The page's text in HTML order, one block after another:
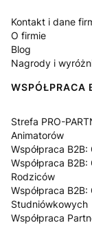
Kontakt i dane
O firmie
Blog
Nagrody i
WSPÓŁPRACA
Strefa PRO-
Animatorów
Współpraca
Współpraca
Rodziców
Współpraca
Studniówkowych
Współpraca